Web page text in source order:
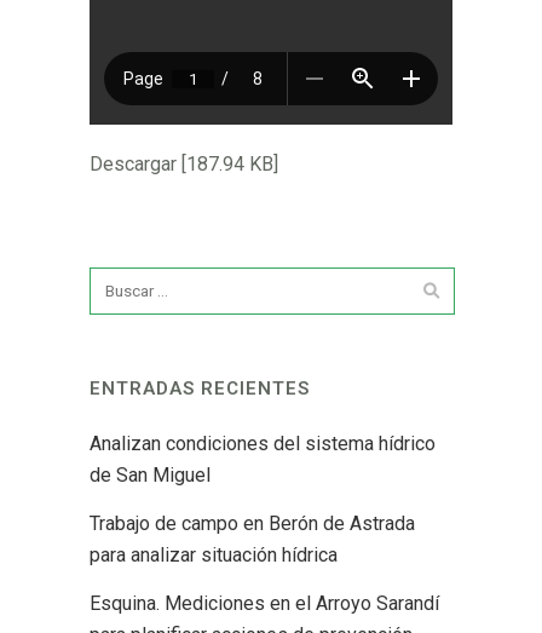
Descargar [187.94 KB]
ENTRADAS RECIENTES
Analizan condiciones del sistema hídrico
de San Miguel
Trabajo de campo en Berón de Astrada
para analizar situación hídrica
Esquina. Mediciones en el Arroyo Sarandí